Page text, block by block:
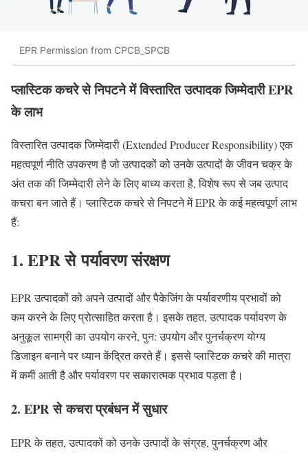
EPR Permission from CPCB_SPCB
प्लास्टिक कचरे से निपटने में विस्तारित उत्पादक जिम्मेदारी EPR
के लाभ
विस्तारित उत्पादक जिम्मेदारी (Extended Producer Responsibility) एक
महत्वपूर्ण नीति उपकरण है जो उत्पादकों को उनके उत्पादों के जीवन चक्र के
अंत तक की जिम्मेदारी लेने के लिए बाध्य करता है, विशेष रूप से जब उत्पाद
कचरा बन जाते हैं। प्लास्टिक कचरे से निपटने में EPR के कई महत्वपूर्ण लाभ
हैं:
1. EPR सेपर्यावरण संरक्षण
EPR उत्पादकों को अपने उत्पादों और पैकेजिंग के पर्यावरणीय प्रभावों को
कम करने के लिए प्रोत्साहित करता है। इसके तहत, उत्पादक पर्यावरण के
अनुकूल सामग्री का उपयोग करने, पुन: उपयोग और पुनर्चक्रण योग्य
डिजाइन बनाने पर ध्यान केंद्रित करते हैं। इससे प्लास्टिक कचरे की मात्रा
में कमी आती है और पर्यावरण पर सकारात्मक प्रभाव पड़ता है।
2. EPR सेकचरा प्रबंधन में सुधार
EPR के तहत, उत्पादकों को उनके उत्पादों के संग्रह, पुनर्चक्रण और